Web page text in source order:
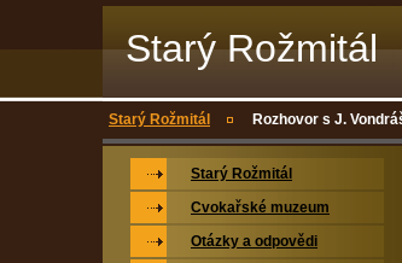
Starý Rožmitál
Starý Rožmitál Rozhovor s J.
Starý Rožmitál
Cvokařské muzeum
Otázky a odpovědi